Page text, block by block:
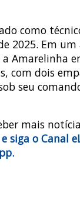
como
2025. Em um
Amarelinha
com dois
seu
mais
siga o Canal